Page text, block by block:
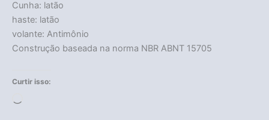
Cunha: latão
haste: latão
volante: Antimônio
Construção baseada na norma NBR ABNT 15705
Curtir isso: